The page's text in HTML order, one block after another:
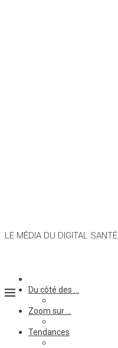
LE MÉDIA DU DIGITAL SANTÉ
Du côté des …
Zoom sur …
Tendances